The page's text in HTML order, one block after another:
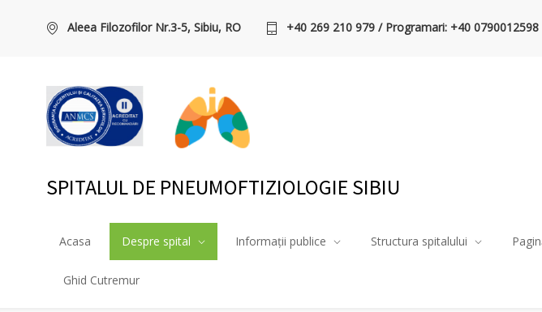
Aleea Filozofilor Nr.3-5, Sibiu, RO +40 269 210 979 / Programari: +40 0790012598
SPITALUL DE PNEUMOFTIZIOLOGIE SIBIU
Acasa Despre spital Informații publice Structura spitalului
Ghid Cutremur